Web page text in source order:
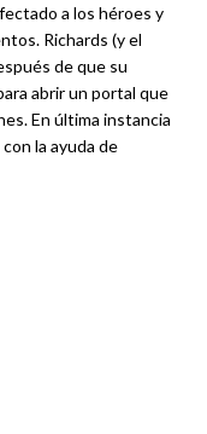
a los héroes y
Richards (y el
de que su
abrir un portal que
En última instancia
la ayuda de